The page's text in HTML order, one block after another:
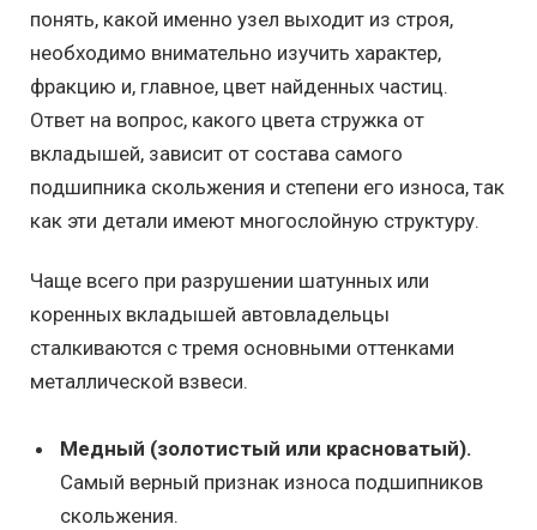
понять, какой именно узел выходит из строя,
необходимо внимательно изучить характер,
фракцию и, главное, цвет найденных частиц.
Ответ на вопрос, какого цвета стружка от
вкладышей, зависит от состава самого
подшипника скольжения и степени его износа, так
как эти детали имеют многослойную структуру.
Чаще всего при разрушении шатунных или
коренных вкладышей автовладельцы
сталкиваются с тремя основными оттенками
металлической взвеси.
Медный (золотистый или красноватый).
Самый верный признак износа подшипников
скольжения.